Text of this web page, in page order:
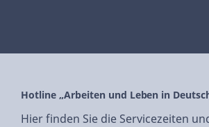
Hotline „Arbeiten und Leben in
Hier finden Sie die Servicezeiten